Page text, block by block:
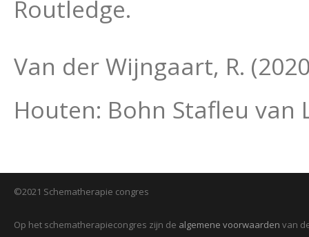
Routledge.
Van der Wijngaart, R.
Houten: Bohn Stafleu van
©2021 Schematherapie congres
Op het schematherapiecongres zijn de algemene voorwaarden van